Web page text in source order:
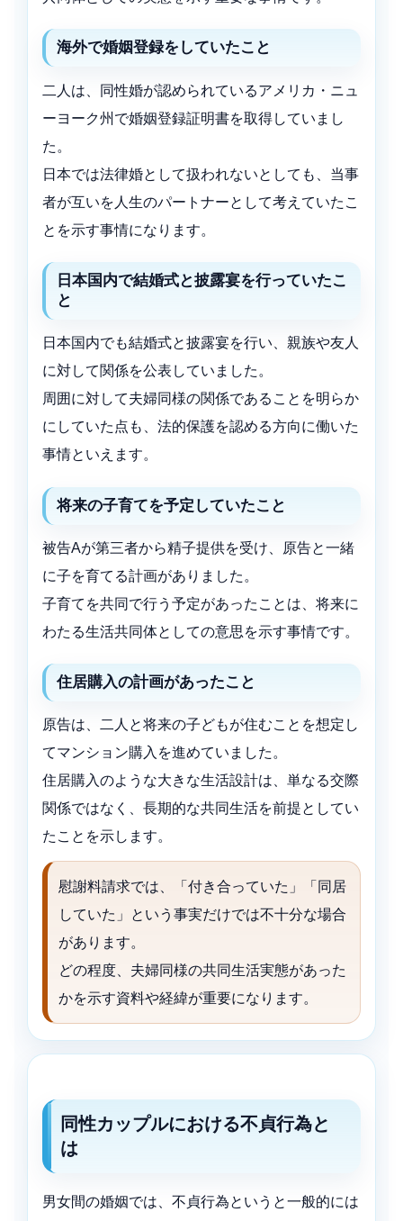
海外で婚姻登録をしていたこと
二人は、同性婚が認められているアメリカ・ニュ
ーヨーク州で婚姻登録証明書を取得していまし
た。
日本では法律婚として扱われないとしても、当事
者が互いを人生のパートナーとして考えていたこ
とを示す事情になります。
日本国内で結婚式と披露宴を行っていたこ
と
日本国内でも結婚式と披露宴を行い、親族や友人
に対して関係を公表していました。
周囲に対して夫婦同様の関係であることを明らか
にしていた点も、法的保護を認める方向に働いた
事情といえます。
将来の子育てを予定していたこと
被告Aが第三者から精子提供を受け、原告と一緒
に子を育てる計画がありました。
子育てを共同で行う予定があったことは、将来に
わたる生活共同体としての意思を示す事情です。
住居購入の計画があったこと
原告は、二人と将来の子どもが住むことを想定し
てマンション購入を進めていました。
住居購入のような大きな生活設計は、単なる交際
関係ではなく、長期的な共同生活を前提としてい
たことを示します。
慰謝料請求では、「付き合っていた」「同居
していた」という事実だけでは不十分な場合
があります。
どの程度、夫婦同様の共同生活実態があった
かを示す資料や経緯が重要になります。
同性カップルにおける不貞行為と
は
男女間の婚姻では、不貞行為というと一般的には